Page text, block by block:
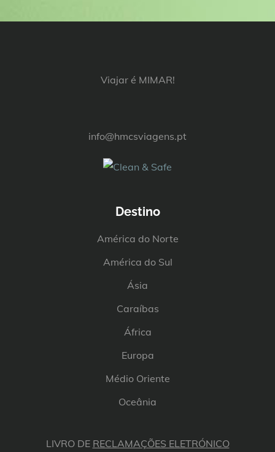
Viajar é MIMAR!
info@hmcsviagens.pt
Destino
América do Norte
América do Sul
Ásia
Caraíbas
África
Europa
Médio Oriente
Oceânia
LIVRO DE RECLAMAÇÕES ELETRÓNICO